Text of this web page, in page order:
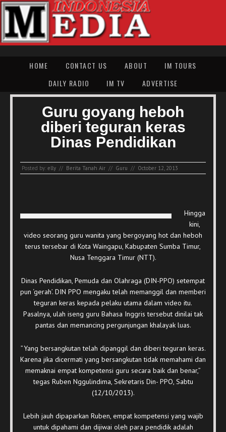
HOME CONTACT US ABOUT
IM TOURS
DAILY RADIO
IM TV ADVERTISE
Guru goyang heboh
diberi teguran keras
Dinas Pendidikan
Posted by: elly // Berita Tanah Air // Guru // October 12, 2013
Hingga
kini,
video seorang guru wanita yang bergoyang hot dan heboh
terus tersebar di Kota Waingapu, Kabupaten Sumba Timur,
Nusa Tenggara Timur (NTT).
Dinas Pendidikan, Pemuda dan Olahraga (DIN-PPO) setempat
pun ‘gerah’. DIN PPO mengaku telah memanggil dan memberi
teguran keras kepada pelaku utama dalam video itu.
Pasalnya, ulah iseng guru Bahasa Inggris tersebut dinilai tak
pantas dan memancing pergunjungan khalayak luas.
”Yang bersangkutan telah dipanggil dan diberi teguran keras.
Karena jika dicermati yang bersangkutan tidak memahami dan
memaknai empat kompetensi guru secara baik dan benar,”
tegas Ruben Nggulindima, Sekretaris Din- PPO, Sabtu
(12/10/2013).
Lebih jauh dipaparkan Ruben, empat kompetensi yang wajib
untuk dipahami dan dijiwai oleh para pendidik adalah